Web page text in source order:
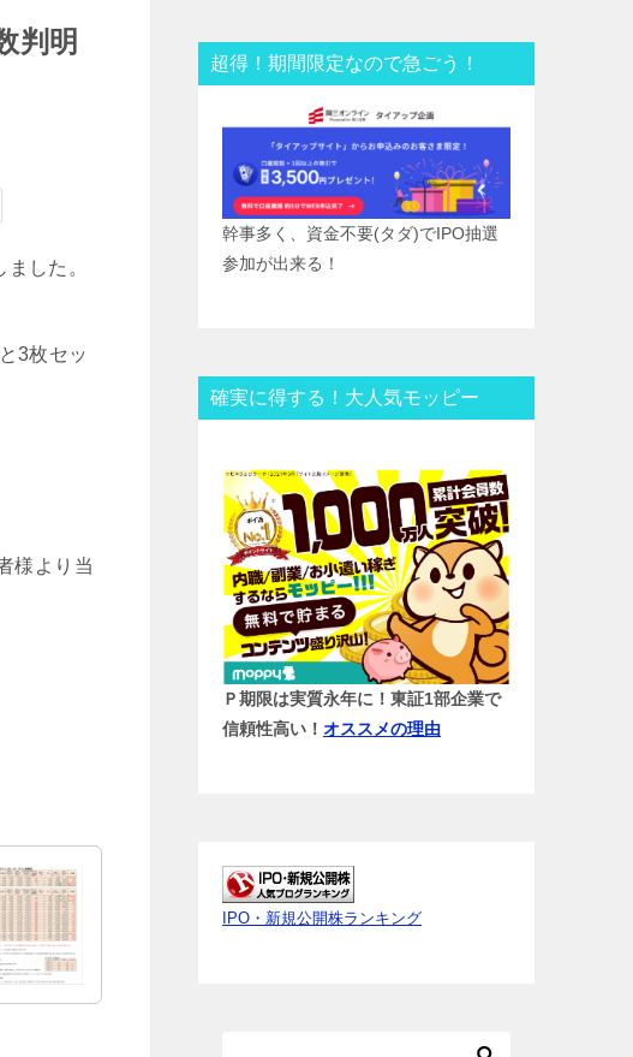
判明
した。
3枚セッ
様より当
超得！期間限定なので急ごう！
幹事多く、資金不要(タダ)でIPO抽選
参加が出来る！
確実に得する！大人気モッピー
Ｐ期限は実質永年に！東証1部企業で
信頼性高い！ オススメの理由
IPO・新規公開株ランキング